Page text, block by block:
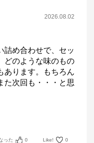
2026.08.02
詰め合わせで、セッ
どのような味のもの
あります。もちろん
た次回も・・・と思
った 0 Like! 0